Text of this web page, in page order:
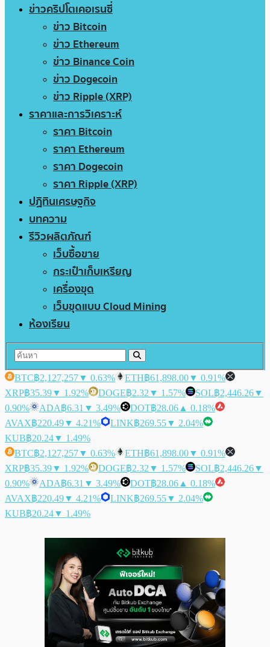
ข่าวคริปโตเคอเรนซี่
ข่าว Bitcoin
ข่าว Ethereum
ข่าว Binance Coin
ข่าว Dogecoin
ข่าว Ripple (XRP)
ราคาและการวิเคราะห์
ราคา Bitcoin
ราคา Ethereum
ราคา Dogecoin
ราคา Ripple (XRP)
ปฏิทินเศรษฐกิจ
บทความ
รีวิวผลิตภัณฑ์
เว็บซื้อขาย
กระเป๋าเก็บเหรียญ
เครื่องขุด
เว็บขุดแบบ Cloud Mining
ห้องเรียน
BTC฿2,127,257▼ 0.63% ETH฿61,898.00▼ 0.91%
XRP฿35.39▼ 1.92% DOGE฿2.32 ▼ 1.57% SOL฿2,446.26▼
0.90%
ADA฿6.31 ▼ 3.49% DOT฿28.06 ▲ 0.18%
AVAX฿220.49▼ 4.21% LINK฿269.55▼ 2.04%
KUB฿20.24▼ 1.49%
BTC฿2,127,257▼ 0.63% ETH฿61,898.00▼ 0.91%
XRP฿35.39▼ 1.92% DOGE฿2.32 ▼ 1.57% SOL฿2,446.26▼
0.90%
ADA฿6.31 ▼ 3.49% DOT฿28.06 ▲ 0.18%
AVAX฿220.49▼ 4.21% LINK฿269.55▼ 2.04%
KUB฿20.24▼ 1.49%